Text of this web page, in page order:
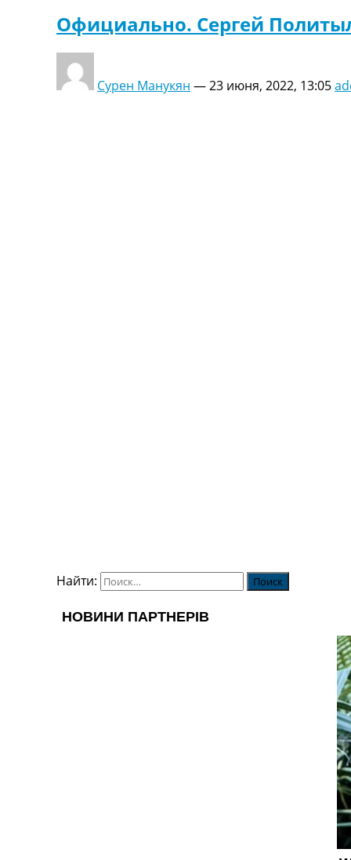
Официально. Сергей
Сурен Манукян —23 июня, 2022, 13:05
Найти: